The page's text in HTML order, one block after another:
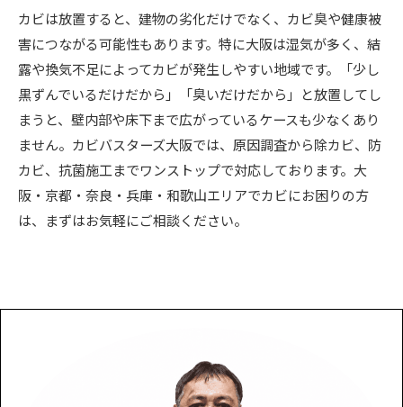
カビは放置すると、建物の劣化だけでなく、カビ臭や健康被
害につながる可能性もあります。特に大阪は湿気が多く、結
露や換気不足によってカビが発生しやすい地域です。「少し
黒ずんでいるだけだから」「臭いだけだから」と放置してし
まうと、壁内部や床下まで広がっているケースも少なくあり
ません。カビバスターズ大阪では、原因調査から除カビ、防
カビ、抗菌施工までワンストップで対応しております。大
阪・京都・奈良・兵庫・和歌山エリアでカビにお困りの方
は、まずはお気軽にご相談ください。